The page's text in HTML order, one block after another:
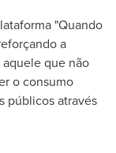
"Quando
a
que não
o consumo
públicos através